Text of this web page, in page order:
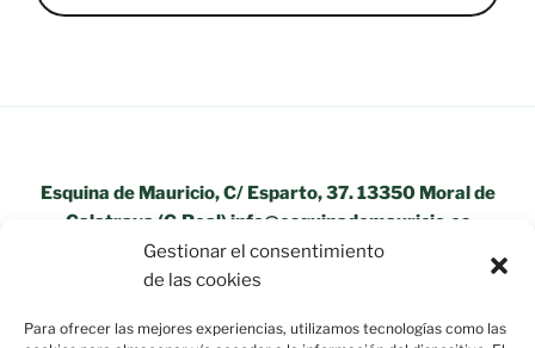
Gestionar el consentimiento
de las cookies
Para ofrecer las mejores experiencias, utilizamos tecnologías como las
Esquina de Mauricio, C/ Esparto, 37. 13350 Moral de
Calatrava (C.Real) info@esquinademauricio.es
«Aviso Legal»